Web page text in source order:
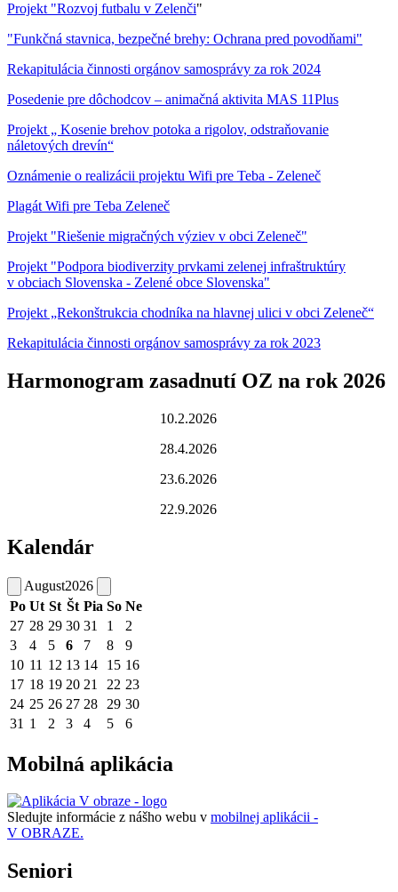
Projekt "Rozvoj futbalu v Zelenči"
"Funkčná stavnica, bezpečné brehy: Ochrana pred povodňami"
Rekapitulácia činnosti orgánov samosprávy za rok 2024
Posedenie pre dôchodcov – animačná aktivita MAS 11Plus
Projekt „ Kosenie brehov potoka a rigolov, odstraňovanie
náletových drevín“
Oznámenie o realizácii projektu Wifi pre Teba - Zeleneč
Plagát Wifi pre Teba Zeleneč
Projekt "Riešenie migračných výziev v obci Zeleneč"
Projekt "Podpora biodiverzity prvkami zelenej infraštruktúry
v obciach Slovenska - Zelené obce Slovenska"
Projekt „Rekonštrukcia chodníka na hlavnej ulici v obci Zeleneč“
Rekapitulácia činnosti orgánov samosprávy za rok 2023
Harmonogram zasadnutí OZ na rok 2026
10.2.2026
28.4.2026
23.6.2026
22.9.2026
Kalendár
August2026
Po Ut St Št Pia So Ne
27 28 29 30 31 1
2
3
4 5 6 7 8
9
10 11 12 13 14 15 16
17 18 19 20 21 22 23
24 25 26 27 28 29 30
31 1 2 3 4 5 6
Mobilná aplikácia
Sledujte informácie z nášho webu v mobilnej aplikácii -
V OBRAZE.
Seniori